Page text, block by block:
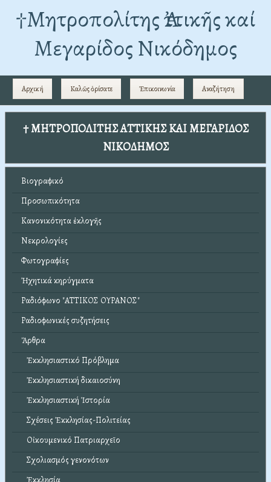
†Mητροπολίτης Ἀττικῆς καί
Μεγαρίδος Νικόδημος
Αρχική Καλῶς ὁρίσατε Ἐπικοινωνία Αναζήτηση
† ΜΗΤΡΟΠΟΛΙΤΗΣ ΑΤΤΙΚΗΣ ΚΑΙ ΜΕΓΑΡΙΔΟΣ
ΝΙΚΟΔΗΜΟΣ
Βιογραφικό
Προσωπικότητα
Κανονικότητα ἐκλογῆς
Νεκρολογίες
Φωτογραφίες
Ἠχητικά κηρύγματα
Ραδιόφωνο "ΑΤΤΙΚΟΣ ΟΥΡΑΝΟΣ"
Ραδιοφωνικές συζητήσεις
Ἄρθρα
Ἐκκλησιαστικό Πρόβλημα
Ἐκκλησιαστική δικαιοσύνη
Ἐκκλησιαστική Ἱστορία
Σχέσεις Ἐκκλησίας-Πολιτείας
Οἰκουμενικό Πατριαρχεῖο
Σχολιασμός γενονότων